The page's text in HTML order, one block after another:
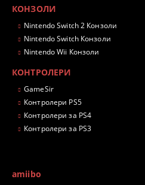
КОНЗОЛИ
Nintendo Switch 2 Конзоли
Nintendo Switch Конзоли
Nintendo Wii Конзоли
КОНТРОЛЕРИ
GameSir
Контролери PS5
Контролери за PS4
Контролери за PS3
amiibo